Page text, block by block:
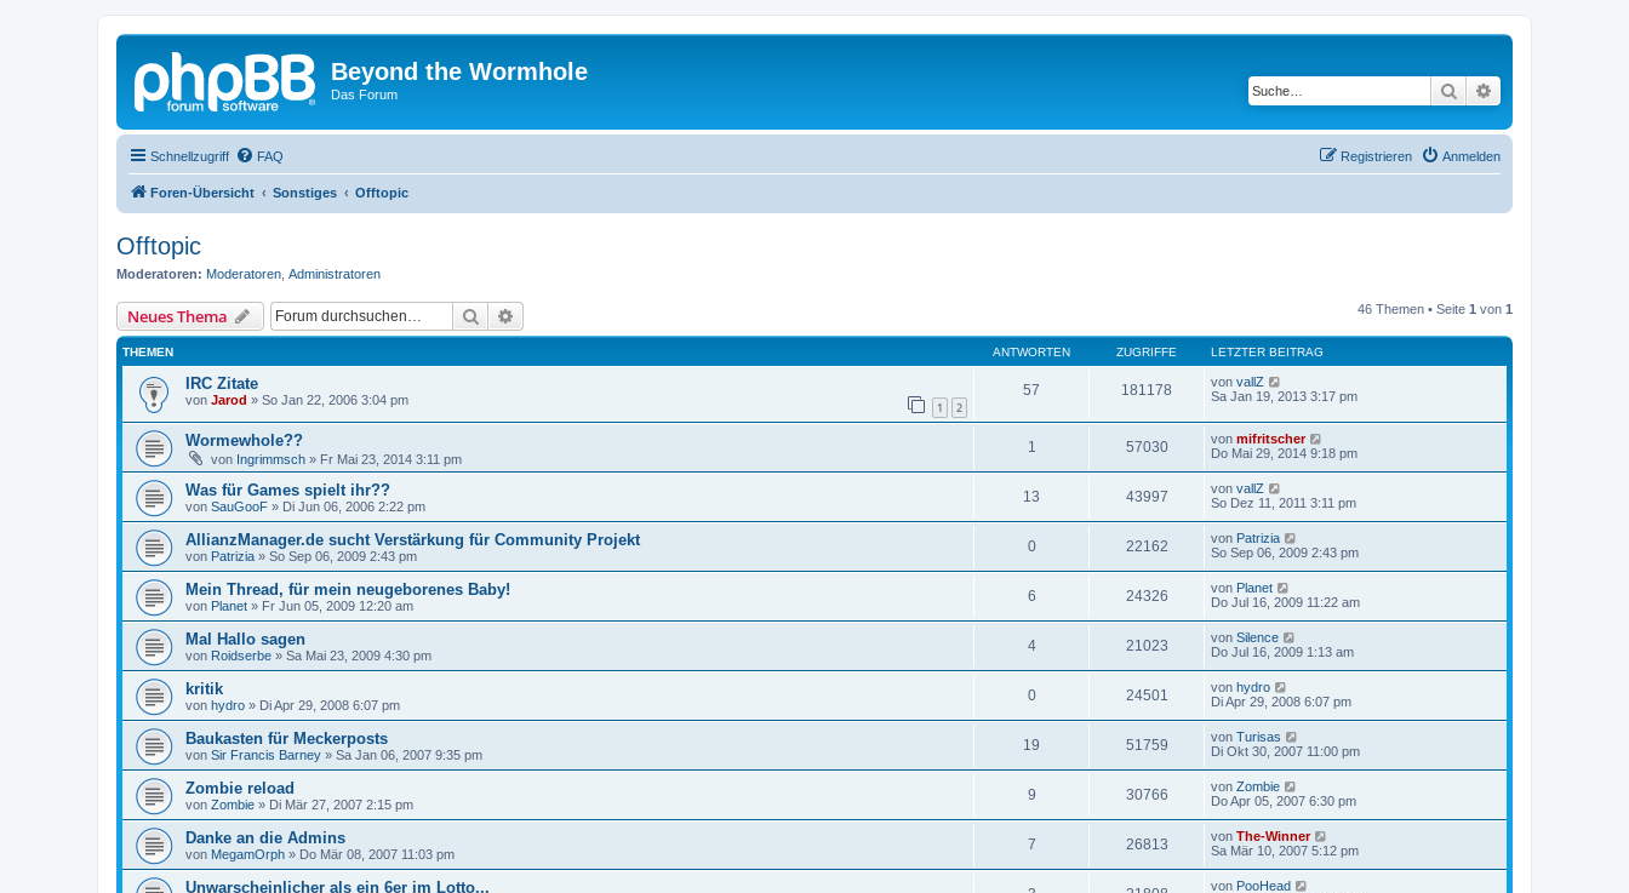
Beyond the Wormhole
Das Forum Suche
Schnellzugriff FAQ Anmelden
Registrieren
Foren-Übersicht Sonstiges Offtopic
Offtopic
Moderatoren: Moderatoren Administratoren
Neues Thema Suche 46 Themen • Seite 1 von 1
THEMEN ANTWORTEN ZUGRIFFE LETZTER BEITRAG
IRC Zitate
von Jarod » So Jan 22, 2006 3:04 pm 1 2
57 181178 von vallZ
Sa Jan 19, 2013 3:17 pm
Wormewhole??
von Ingrimmsch » Fr Mai 23, 2014 3:11 pm
1 57030 von mifritscher
Do Mai 29, 2014 9:18 pm
Was für Games spielt ihr??
von SauGooF » Di Jun 06, 2006 2:22 pm
13 43997 von vallZ
So Dez 11, 2011 3:11 pm
AllianzManager.de sucht Verstärkung für Community Projekt
von Patrizia » So Sep 06, 2009 2:43 pm
0 22162 von Patrizia
So Sep 06, 2009 2:43 pm
Mein Thread, für mein neugeborenes Baby!
von Planet » Fr Jun 05, 2009 12:20 am
6 24326 von Planet
Do Jul 16, 2009 11:22 am
Mal Hallo sagen
von Roidserbe » Sa Mai 23, 2009 4:30 pm
4 21023 von Silence
Do Jul 16, 2009 1:13 am
kritik
von hydro » Di Apr 29, 2008 6:07 pm
0 24501 von hydro
Di Apr 29, 2008 6:07 pm
Baukasten für Meckerposts
von Sir Francis Barney » Sa Jan 06, 2007 9:35 pm
19 51759 von Turisas
Di Okt 30, 2007 11:00 pm
Zombie reload
von Zombie » Di Mär 27, 2007 2:15 pm
9 30766 von Zombie
Do Apr 05, 2007 6:30 pm
Danke an die Admins
von MegamOrph » Do Mär 08, 2007 11:03 pm
7 26813 von The-Winner
Sa Mär 10, 2007 5:12 pm
Unwarscheinlicher als ein 6er im Lotto... von PooHead